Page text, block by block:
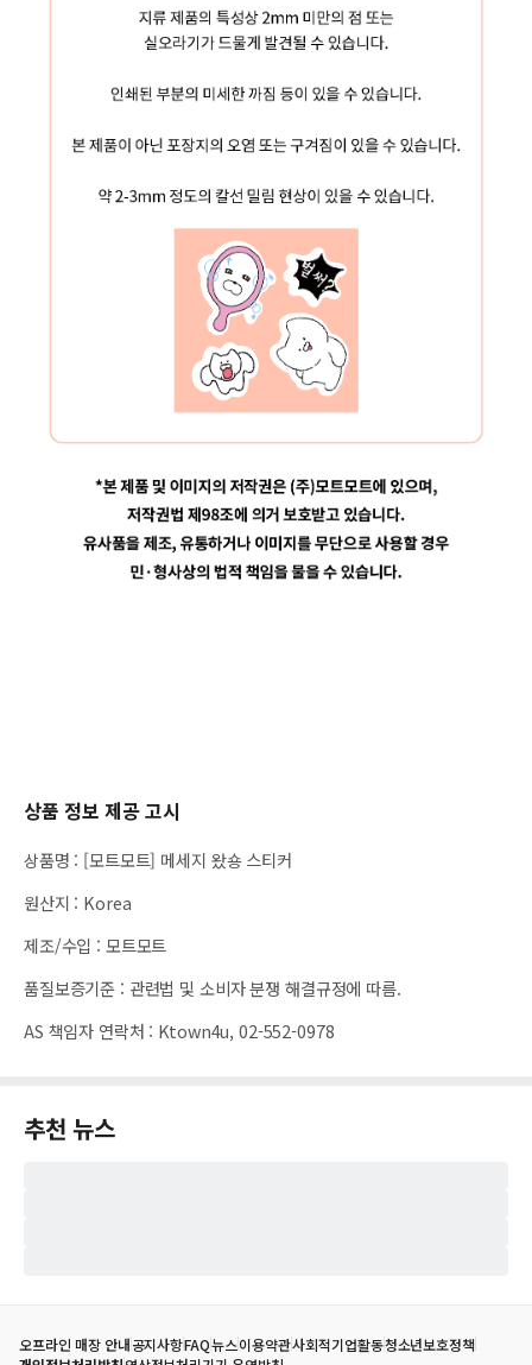
상품 정보 제공 고시
상품명 : [모트모트] 메세지 왔숑 스티커
원산지 : Korea
제조/수입 : 모트모트
품질보증기준 : 관련법 및 소비자 분쟁 해결규정에 따름.
AS 책임자 연락처 : Ktown4u, 02-552-0978
추천 뉴스
오프라인 매장 안내공지사항FAQ뉴스이용약관사회적기업활동청소년보호정책